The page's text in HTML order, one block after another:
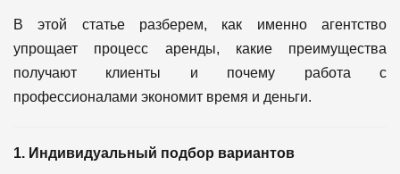
В этой статье разберем, как именно агентство
упрощает процесс аренды, какие преимущества
получают клиенты и почему работа с
профессионалами экономит время и деньги.
1. Индивидуальный подбор вариантов